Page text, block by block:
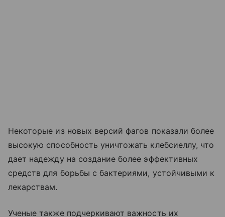
Некоторые из новых версий фагов показали более
высокую способность уничтожать клебсиеллу, что
дает надежду на создание более эффективных
средств для борьбы с бактериями, устойчивыми к
лекарствам.
Ученые также подчеркивают важность их